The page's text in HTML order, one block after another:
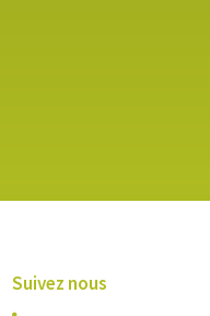
Suivez nous